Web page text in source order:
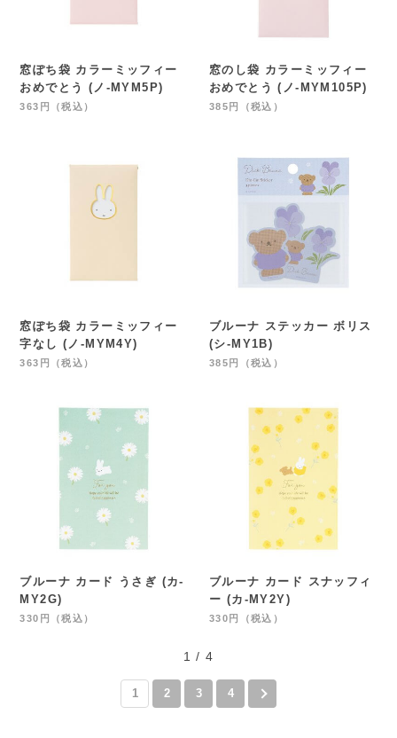
窓ぽち袋 カラーミッフィー
おめでとう (ノ-MYM5P)
363円（税込）
窓のし袋 カラーミッフィー
おめでとう (ノ-MYM105P)
385円（税込）
窓ぽち袋 カラーミッフィー
字なし (ノ-MYM4Y)
363円（税込）
ブルーナ ステッカー ボリス
(シ-MY1B)
385円（税込）
ブルーナ カード うさぎ (カ-
MY2G)
330円（税込）
ブルーナ カード スナッフィ
ー (カ-MY2Y)
330円（税込）
1 / 4
1 2 3 4